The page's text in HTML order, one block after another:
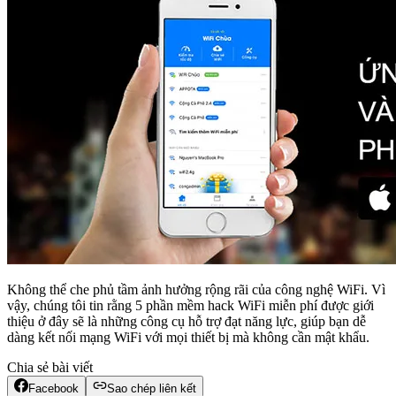
Không thể che phủ tầm ảnh hưởng rộng rãi của công nghệ WiFi. Vì
vậy, chúng tôi tin rằng 5 phần mềm hack WiFi miễn phí được giới
thiệu ở đây sẽ là những công cụ hỗ trợ đạt năng lực, giúp bạn dễ
dàng kết nối mạng WiFi với mọi thiết bị mà không cần mật khẩu.
Chia sẻ bài viết
Facebook Sao chép liên kết